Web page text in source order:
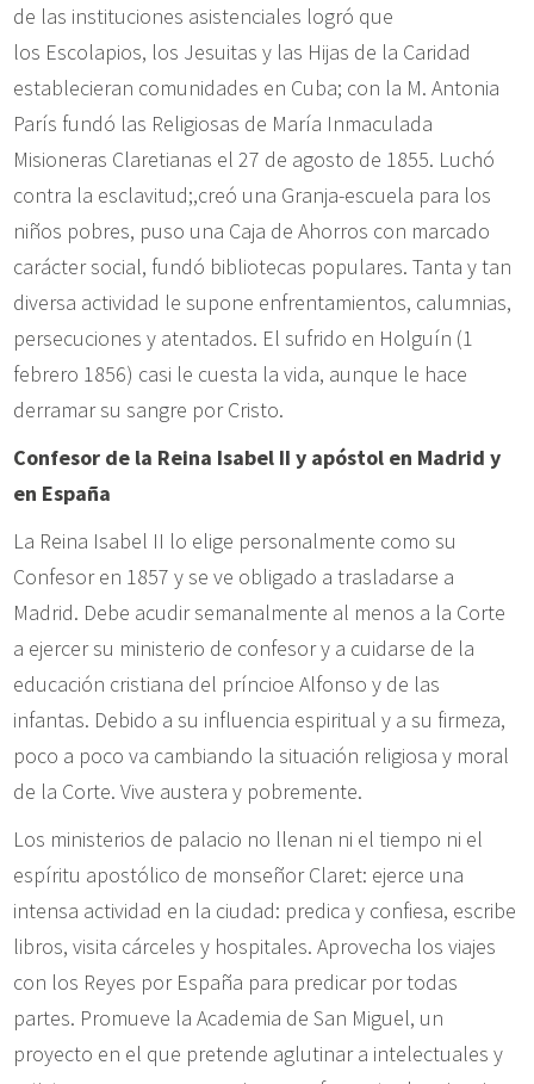
de las instituciones asistenciales logró que
los Escolapios, los Jesuitas y las Hijas de la Caridad
establecieran comunidades en Cuba; con la M. Antonia
París fundó las Religiosas de María Inmaculada
Misioneras Claretianas el 27 de agosto de 1855. Luchó
contra la esclavitud;,creó una Granja-escuela para los
niños pobres, puso una Caja de Ahorros con marcado
carácter social, fundó bibliotecas populares. Tanta y tan
diversa actividad le supone enfrentamientos, calumnias,
persecuciones y atentados. El sufrido en Holguín (1
febrero 1856) casi le cuesta la vida, aunque le hace
derramar su sangre por Cristo.
Confesor de la Reina Isabel II y apóstol en Madrid y
en España
La Reina Isabel II lo elige personalmente como su
Confesor en 1857 y se ve obligado a trasladarse a
Madrid. Debe acudir semanalmente al menos a la Corte
a ejercer su ministerio de confesor y a cuidarse de la
educación cristiana del príncioe Alfonso y de las
infantas. Debido a su influencia espiritual y a su firmeza,
poco a poco va cambiando la situación religiosa y moral
de la Corte. Vive austera y pobremente.
Los ministerios de palacio no llenan ni el tiempo ni el
espíritu apostólico de monseñor Claret: ejerce una
intensa actividad en la ciudad: predica y confiesa, escribe
libros, visita cárceles y hospitales. Aprovecha los viajes
con los Reyes por España para predicar por todas
partes. Promueve la Academia de San Miguel, un
proyecto en el que pretende aglutinar a intelectuales y